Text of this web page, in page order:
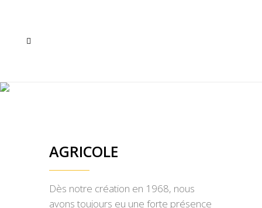
AGRICOLE
Dès notre création en 1968, nous
avons toujours eu une forte présence